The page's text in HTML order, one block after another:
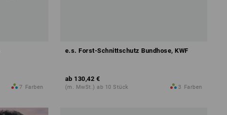
7 Farben
e.s. Forst-Schnittschutz Bundhose, KWF
ab 130,42 €
(m. MwSt.) ab 10 Stück 3 Farben